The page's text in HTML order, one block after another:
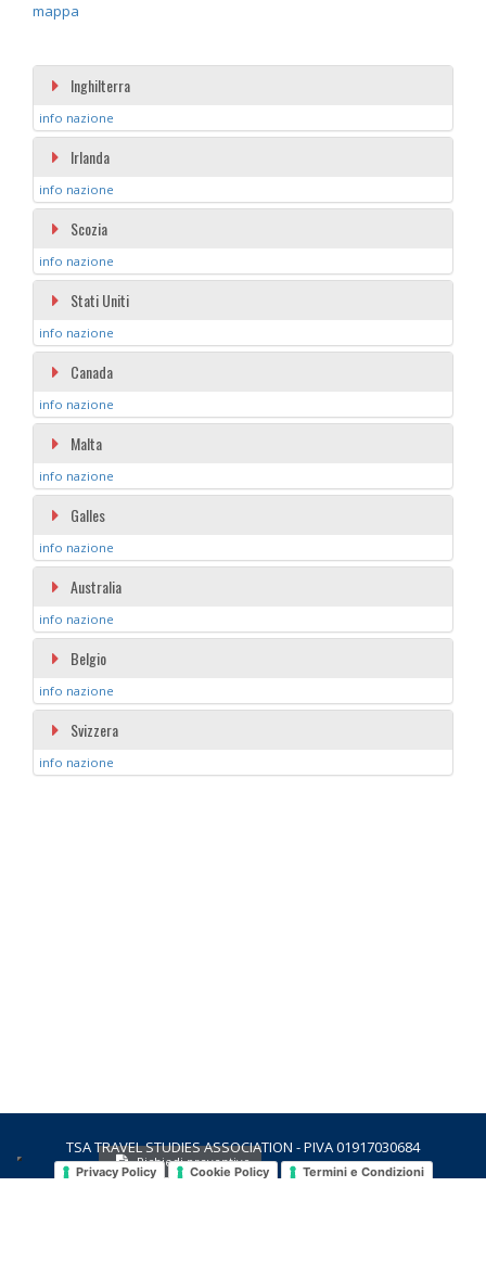
Inghilterra
info nazione
Irlanda
info nazione
Scozia
info nazione
Stati Uniti
info nazione
Canada
info nazione
Malta
info nazione
Galles
info nazione
Australia
info nazione
Belgio
info nazione
Svizzera
info nazione
mappa
Richiedi preventivo
TSA TRAVEL STUDIES ASSOCIATION - PIVA 01917030684
Privacy Policy Cookie Policy Termini e Condizioni